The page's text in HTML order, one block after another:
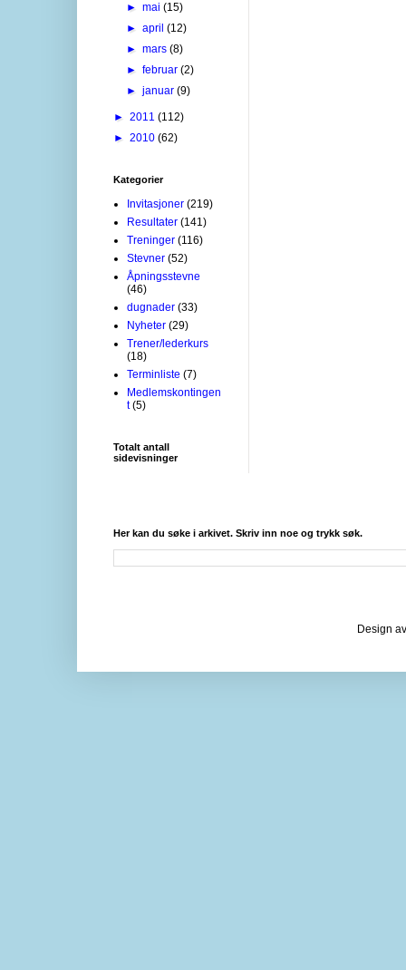
►mai(15)
►april(12)
►mars(8)
►februar(2)
►januar(9)
► 2011 (112)
► 2010 (62)
Kategorier
Invitasjoner (219)
Resultater (141)
Treninger (116)
Stevner (52)
Åpningsstevne
(46)
dugnader (33)
Nyheter (29)
Trener/lederkurs
(18)
Terminliste (7)
Medlemskontingen
t (5)
Totalt antall
sidevisninger
Her kan du søke i arkivet. Skriv inn noe og trykk søk.
Design